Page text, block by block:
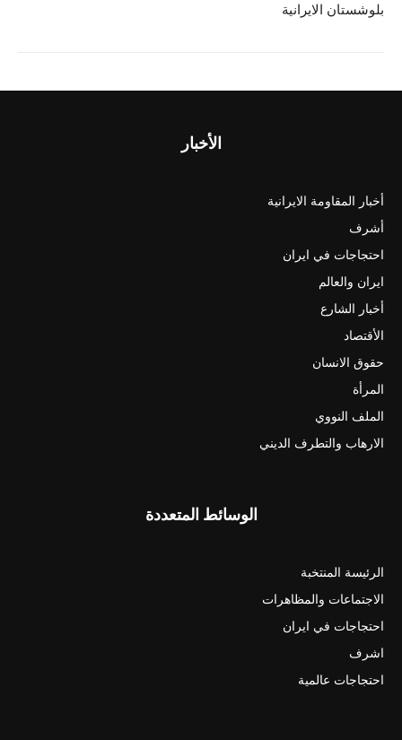
بلوشستان الايرانية
الأخبار
أخبار المقاومة الايرانية
أشرف
احتجاجات في ايران
ايران والعالم
أخبار الشارع
الأقتصاد
حقوق الانسان
المرأة
الملف النووي
الارهاب والتطرف الديني
الوسائط المتعددة
الرئيسة المنتخبة
الاجتماعات والمظاهرات
احتجاجات في ايران
اشرف
احتجاجات عالمية